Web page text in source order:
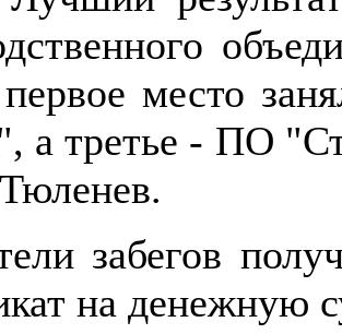
место
а третье - ПО
забегов
на денежную